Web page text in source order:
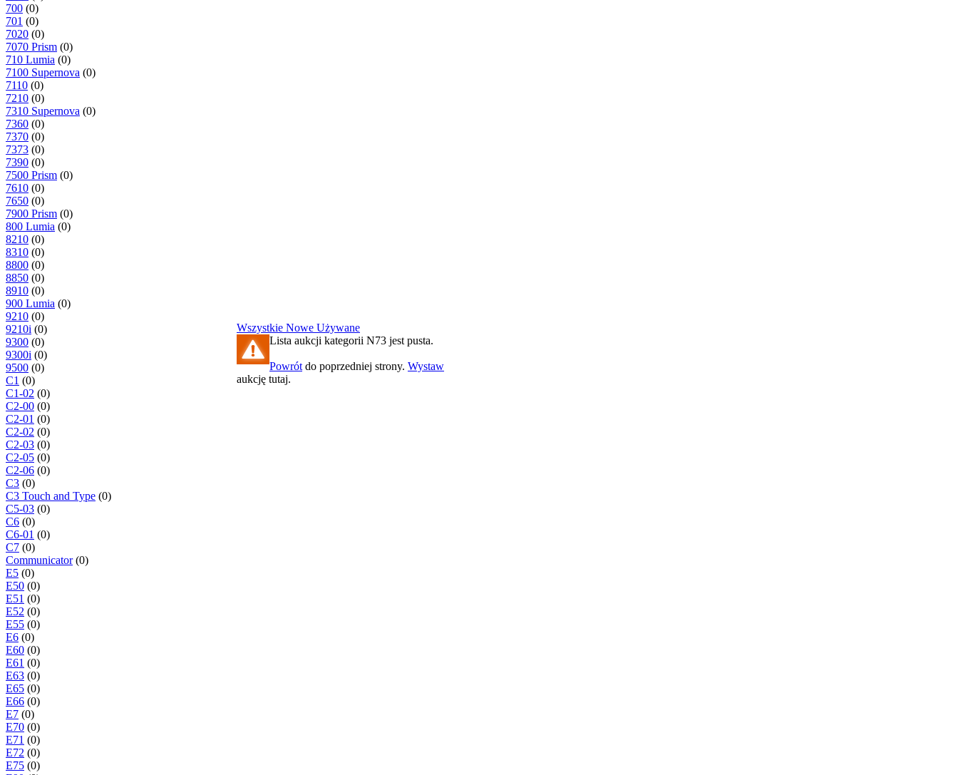
700 (0)
701 (0)
7020 (0)
7070 Prism (0)
710 Lumia (0)
7100 Supernova (0)
7110 (0)
7210 (0)
7310 Supernova (0)
7360 (0)
7370 (0)
7373 (0)
7390 (0)
7500 Prism (0)
7610 (0)
7650 (0)
7900 Prism (0)
800 Lumia (0)
8210 (0)
8310 (0)
8800 (0)
8850 (0)
8910 (0)
900 Lumia (0)
9210 (0)
9210i (0)
9300 (0)
9300i (0)
9500 (0)
C1 (0)
C1-02 (0)
C2-00 (0)
C2-01 (0)
C2-02 (0)
C2-03 (0)
C2-05 (0)
C2-06 (0)
C3 (0)
C3 Touch and Type (0)
C5-03 (0)
C6 (0)
C6-01 (0)
C7 (0)
Communicator(0)
E5 (0)
E50 (0)
E51 (0)
E52 (0)
E55 (0)
E6 (0)
E60 (0)
E61 (0)
E63 (0)
E65 (0)
E66 (0)
E7 (0)
E70 (0)
E71 (0)
E72 (0)
E75 (0)
Wszystkie Nowe Używane
Lista aukcji kategorii N73 jest pusta.
Powrót do poprzedniej strony. Wystaw
aukcję tutaj.